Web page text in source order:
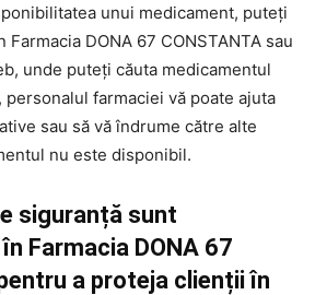
unui medicament, puteți
DONA 67 CONSTANTA sau
unde puteți căuta medicamentul
personalul farmaciei vă poate ajuta
sau să vă îndrume către alte
nu este disponibil.
siguranță sunt
Farmacia DONA 67
a proteja clienții în